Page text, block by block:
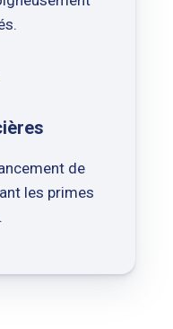
de
les primes